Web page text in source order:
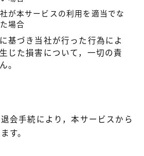
が本サービスの利用を適当でな
場合
基づき当社が行った行為によ
じた損害について，一切の責
。
会手続により，本サービスから
す。